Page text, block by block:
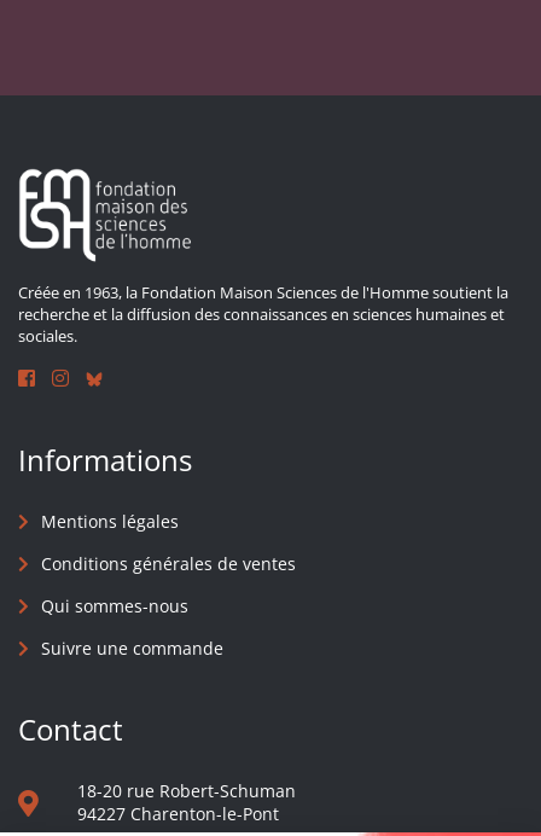
Créée en 1963, la Fondation Maison Sciences de l'Homme soutient la
recherche et la diffusion des connaissances en sciences humaines et
sociales.
Informations
Mentions légales
Conditions générales de ventes
Qui sommes-nous
Suivre une commande
Contact
18-20 rue Robert-Schuman
94227 Charenton-le-Pont